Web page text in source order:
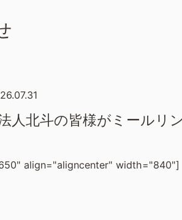
法人北斗の皆様がミール
align="aligncenter" width="840"]